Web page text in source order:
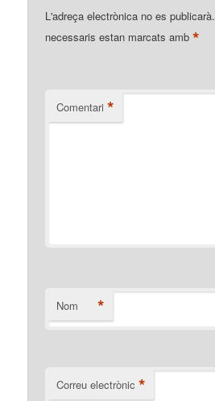
L'adreça electrònica no es publicarà.
necessaris estan marcats amb*
Comentari *
Nom *
Correu electrònic *